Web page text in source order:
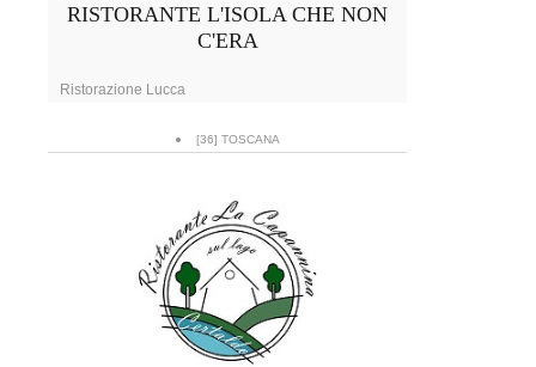
RISTORANTE L'ISOLA CHE NON
C'ERA
Ristorazione Lucca
[36] TOSCANA